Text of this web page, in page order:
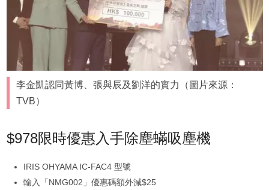
李金凱認同黃博、張與辰及劉洋的實力（圖片來源：
TVB）
$978限時優惠入手除塵蟎吸塵機
IRIS OHYAMA IC-FAC4 型號
輸入「NMG002」優惠碼額外減$25